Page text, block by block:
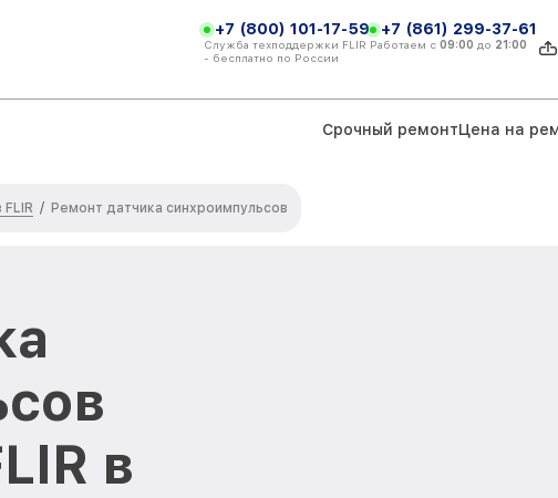
+7 (800) 101-17-59
Служба техподдержки FLIR
- бесплатно по России
+7 (861) 299-37-61
Работаем с 09:00 до 21:00
Срочный ремонтЦена на
/ Ремонт датчика синхроимпульсов
в